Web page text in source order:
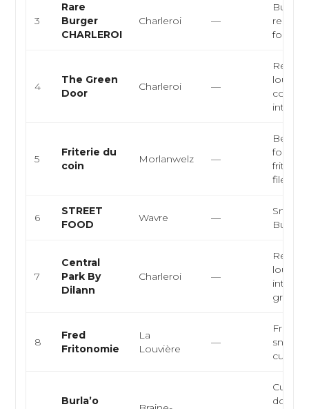
3
Rare
Burger
CHARLEROI
Charleroi —
Burger,
food
4
The Green
Door
Charleroi —
5
Friterie du
coin
Morlanwelz —
Belge,
food,
frites,
filet
6
STREET
FOOD
Wavre —
Snack,
Burger
7
Central
Park By
Dilann
Charleroi —
8
Fred
Fritonomie
La
Louvière
—
snack
Burla’o
Cuisine